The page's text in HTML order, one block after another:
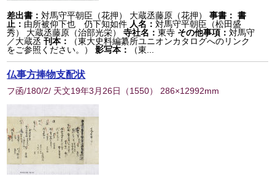
差出書：対馬守平朝臣（花押） 大蔵丞藤原（花押） 事書： 書
止： 由所被仰下也 仍下知如件 人名：対馬守平朝臣（松田盛
秀） 大蔵丞藤原（治部光栄）
寺社名：東寺 その他事項：対馬守
／大蔵丞刊本：
（東大史料編纂所ユニオンカタログへのリンク
をご参照ください。）
影写本： （東...
仏事方捧物支配状
フ函/180/2/ 天文19年3月26日 （1550） 286×12992mm